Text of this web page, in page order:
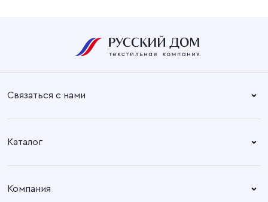
Связаться с нами
+7 (4932) 58-14-67
Время работы:
Пн. – Пт: 8.30 – 17.00
Адрес офиса:
Каталог
Компания